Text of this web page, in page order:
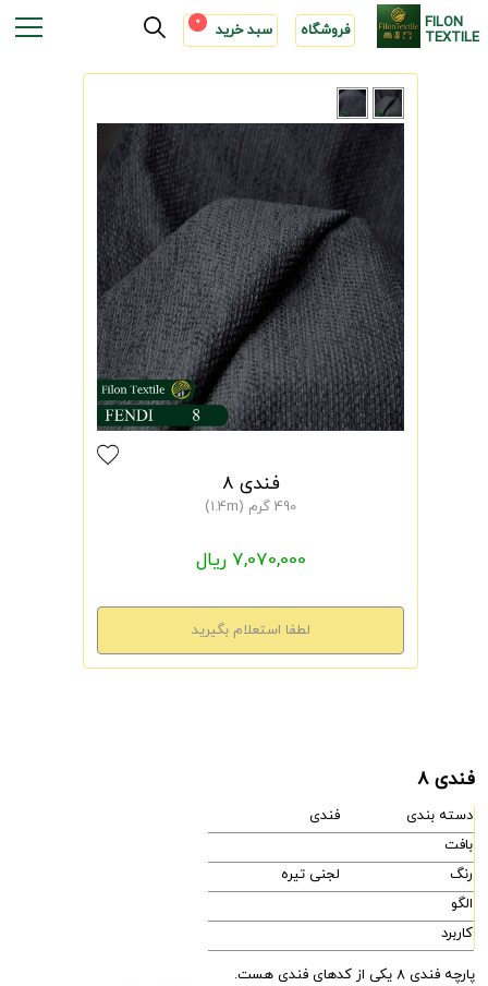
FILON
TEXTILE فروشگاه سبد خرید 0
فندی 8
490 گرم (1.4m)
7,070,000 ریال
فندی 8
دسته بندی
فندی
بافت
رنگ
لجنی تیره
الگو
کاربرد
پارچه فندی 8 یکی از کدهای فندی هست.